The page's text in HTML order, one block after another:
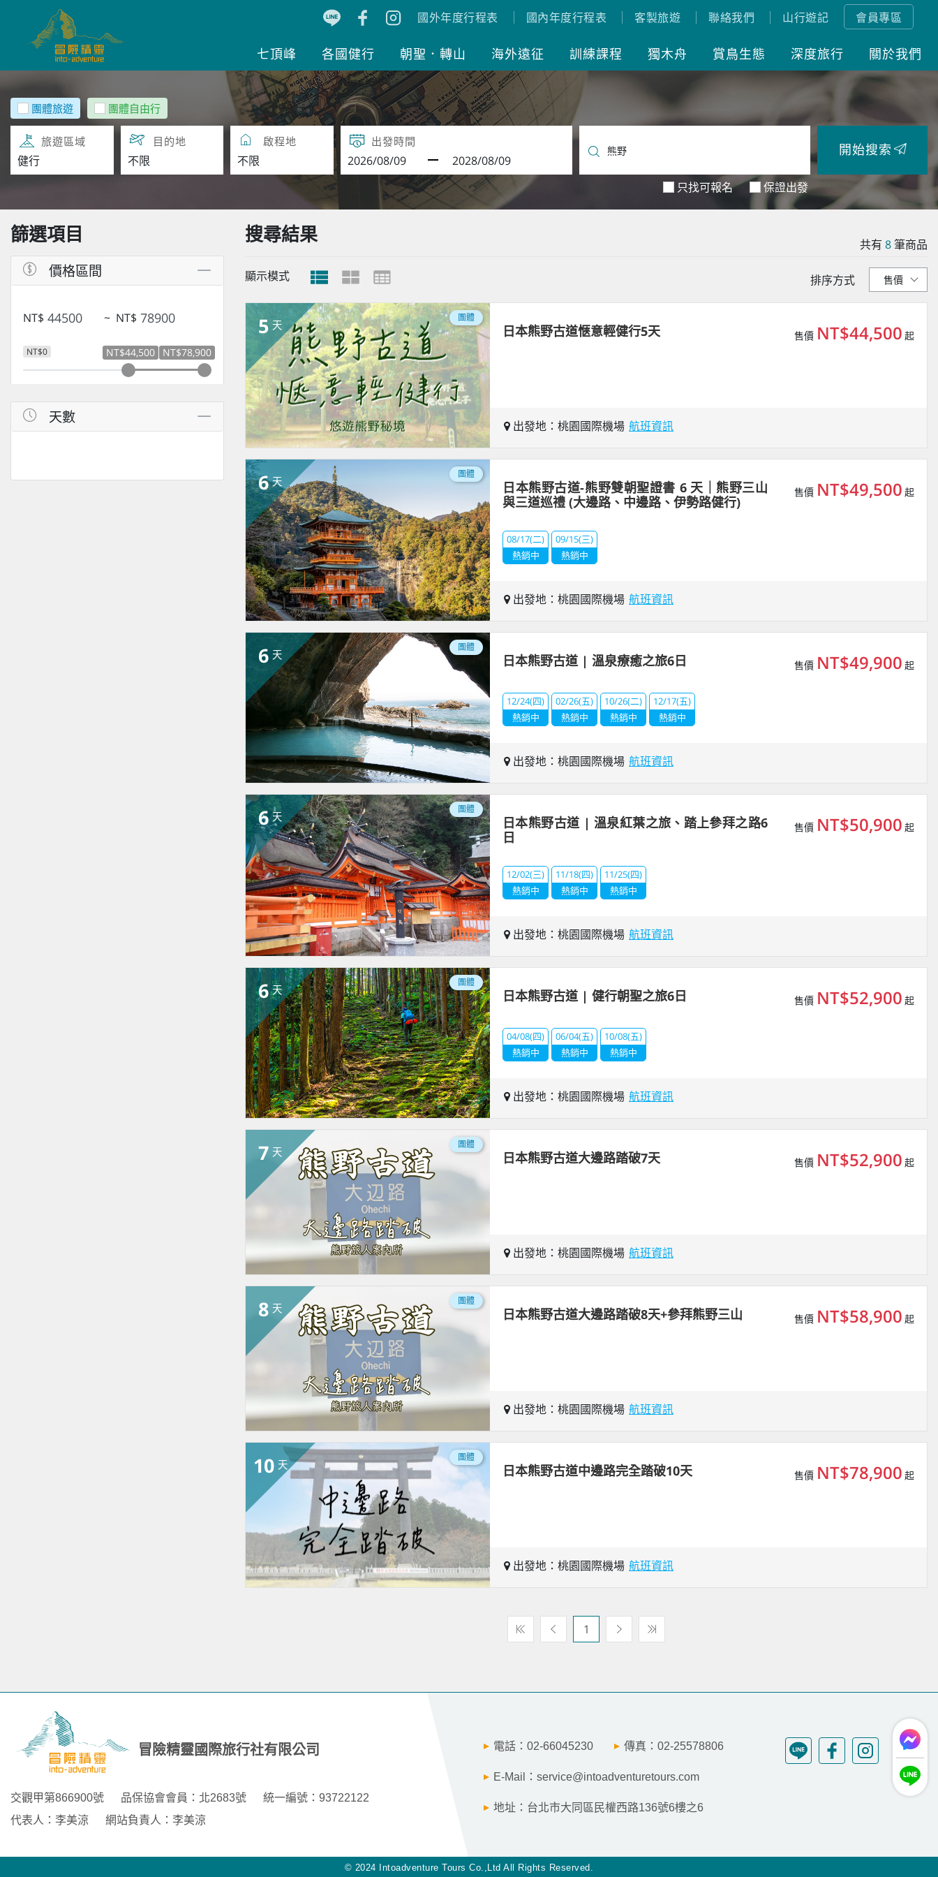
國外年度行程表 國內年度行程表 客製旅遊 聯絡我們 山行遊記 會員專區
七頂峰 各國健行 朝聖．轉山 海外遠征 訓練課程 獨木舟 賞鳥生態 深度旅行 關於我們
團體旅遊 團體自由行
旅遊區域 目的地 啟程地 出發時間
只找可報名 保證出發
開始搜索
篩選項目
價格區間
NT$ ~ NT$
NT$0 NT$44,500 NT$78,900
天數
搜尋結果 共有 8筆商品
顯示模式 排序方式
5 天
團體
日本熊野古道愜意輕健行5天 售價 NT$44,500 起
出發地：桃園國際機場 航班資訊
6 天
團體
日本熊野古道-熊野雙朝聖證書 6 天｜熊野三山
與三道巡禮 (大邊路、中邊路、伊勢路健行)
售價 NT$49,500 起
08/17(二)
熱銷中
09/15(三)
熱銷中
出發地：桃園國際機場 航班資訊
6 天
團體
日本熊野古道 | 溫泉療癒之旅6日 售價 NT$49,900 起
12/24(四)
熱銷中
02/26(五)
熱銷中
10/26(二)
熱銷中
12/17(五)
熱銷中
出發地：桃園國際機場 航班資訊
6 天
團體
日本熊野古道 | 溫泉紅葉之旅、踏上參拜之路6
日
售價 NT$50,900 起
12/02(三)
熱銷中
11/18(四)
熱銷中
11/25(四)
熱銷中
出發地：桃園國際機場 航班資訊
6 天
團體
日本熊野古道 | 健行朝聖之旅6日 售價 NT$52,900 起
04/08(四)
熱銷中
06/04(五)
熱銷中
10/08(五)
熱銷中
出發地：桃園國際機場 航班資訊
7 天
團體
日本熊野古道大邊路踏破7天 售價 NT$52,900 起
出發地：桃園國際機場 航班資訊
8 天
團體
日本熊野古道大邊路踏破8天+參拜熊野三山 售價 NT$58,900 起
出發地：桃園國際機場 航班資訊
10 天
團體
日本熊野古道中邊路完全踏破10天 售價 NT$78,900 起
出發地：桃園國際機場 航班資訊
1
冒險精靈國際旅行社有限公司
交觀甲第866900號 品保協會會員：北2683號
統一編號：93722122
代表人：李美涼
網站負責人：李美涼
電話：02-66045230 傳真：02-25578806
E-Mail：service@intoadventuretours.com
地址：台北市大同區民權西路136號6樓之6
© 2024 Intoadventure Tours Co.,Ltd All Rights Reserved.